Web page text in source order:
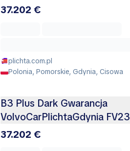
37.202 €
plichta.com.pl
Polonia, Pomorskie, Gdynia, Cisowa
B3 Plus Dark Gwarancja
VolvoCarPlichtaGdynia FV23
37.202 €